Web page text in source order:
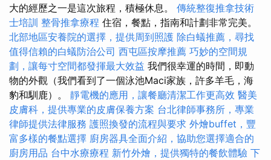
大的經歷之一是這次旅程，積極休息。 傳統整復推拿技術
士培訓 整骨推拿療程 住宿，餐點，指南和計劃非常完美。
北部地區安養院的選擇，提供周到照護 除白蟻推薦，尋找
值得信賴的白蟻防治公司 西屯區按摩推薦 巧妙的空間規
劃，讓每寸空間都發揮最大效益 我們很幸運的時間，即動
物的外觀（我們看到了一個泳池Maci家族，許多羊毛，海
豹和馴鹿）。 靜電機的應用，讓餐廳清潔工作更高效 醫美
皮膚科，提供專業的皮膚保養方案 台北律師事務所，專業
律師提供法律服務 護照換發的流程與要求 外燴buffet，豐
富多樣的餐點選擇 廚房器具全面介紹，協助您選擇適合的
廚房用品 台中水療療程 新竹外燴，提供獨特的餐飲體驗 下